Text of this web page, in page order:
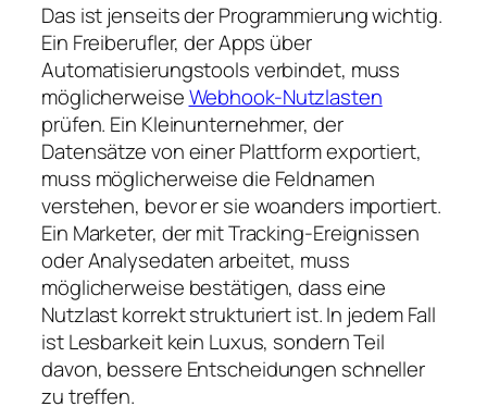
Das ist jenseits der Programmierung wichtig.
Ein Freiberufler, der Apps über
Automatisierungstools verbindet, muss
möglicherweiseWebhook-Nutzlasten
prüfen. Ein Kleinunternehmer, der
Datensätze von einer Plattform exportiert,
muss möglicherweise die Feldnamen
verstehen, bevor er sie woanders importiert.
Ein Marketer, der mit Tracking-Ereignissen
oder Analysedaten arbeitet, muss
möglicherweise bestätigen, dass eine
Nutzlast korrekt strukturiert ist. In jedem Fall
ist Lesbarkeit kein Luxus, sondern Teil
davon, bessere Entscheidungen schneller
zu treffen.